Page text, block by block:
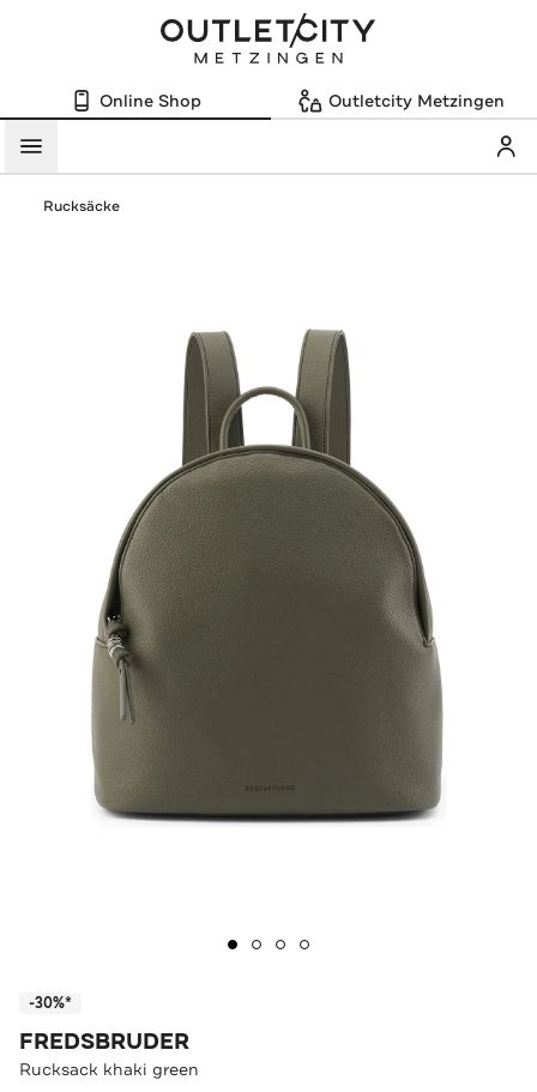
Online Shop Outletcity Metzingen
Menü
Rucksäcke
-30%*
FREDSBRUDER
Rucksack khaki green